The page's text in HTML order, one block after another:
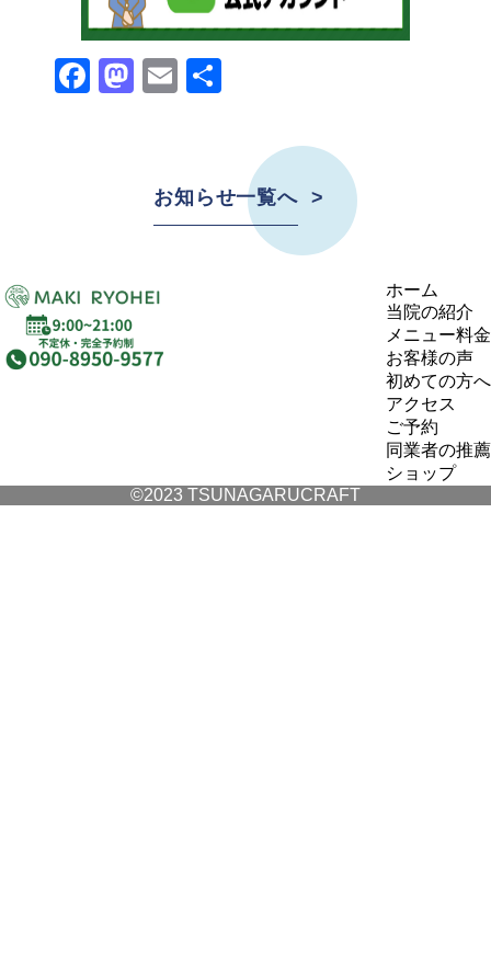
Facebook
Mastodon
Email
お知らせ一覧へ
ホーム
当院の紹介
メニュー料金
お客様の声
初めての方へ
アクセス
ご予約
同業者の推薦
ショップ
©2023 TSUNAGARUCRAFT